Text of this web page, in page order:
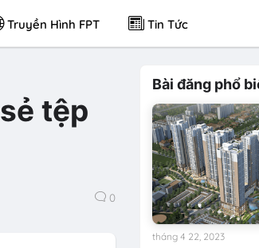
Truyền Hình FPT Tin Tức
tệp
0
Bài đăng phổ
tháng 4 22, 2023